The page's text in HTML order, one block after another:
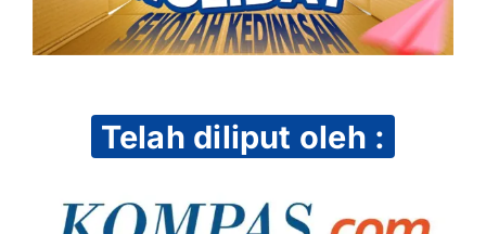
Telah diliput oleh :